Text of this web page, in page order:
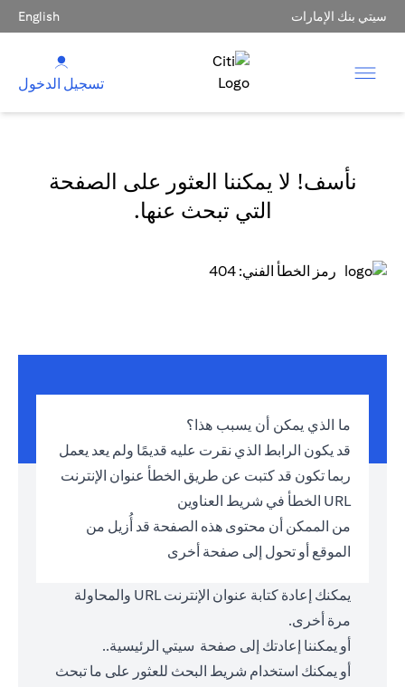
سيتي بنك الإمارات English
تسجيل الدخول
نأسف! لا يمكننا العثور على الصفحة
التي تبحث عنها.
رمز الخطأ الفني: 404
ما الذي يمكن أن يسبب هذا؟
قد يكون الرابط الذي نقرت عليه قديمًا ولم يعد يعمل
ربما تكون قد كتبت عن طريق الخطأ عنوان الإنترنت
URL الخطأ في شريط العناوين
من الممكن أن محتوى هذه الصفحة قد أُزيل من
الموقع أو تحول إلى صفحة أخرى
يمكنك إعادة كتابة عنوان الإنترنت URL والمحاولة
مرة أخرى.
أو يمكننا إعادتك إلى صفحة سيتي الرئيسية..
أو يمكنك استخدام شريط البحث للعثور على ما تبحث